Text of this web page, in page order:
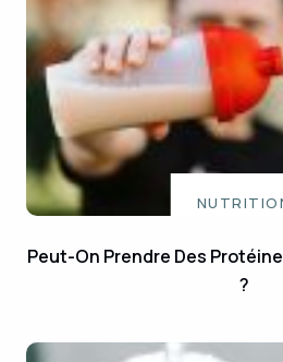
Peut-On Prendre Des
?